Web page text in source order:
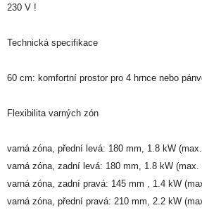
230 V !
Technická specifikace
60 cm: komfortní prostor pro 4 hrnce nebo
Flexibilita varných zón
varná zóna, přední levá: 180 mm, 1.8 kW
varná zóna, zadní levá: 180 mm, 1.8 kW
varná zóna, zadní pravá: 145 mm , 1.4 kW
varná zóna, přední pravá: 210 mm, 2.2 kW